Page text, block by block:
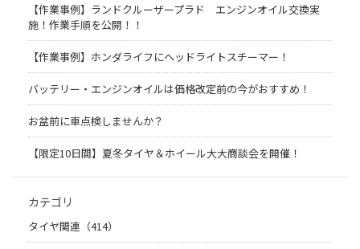
【作業事例】ランドクルーザープラド エンジンオイル交換実
施！作業手順を公開！！
【作業事例】ホンダライフにヘッドライトスチーマー！
バッテリー・エンジンオイルは価格改定前の今がおすすめ！
お盆前に車点検しませんか？
【限定10日間】夏冬タイヤ＆ホイール大大商談会を開催！
カテゴリ
タイヤ関連（414）